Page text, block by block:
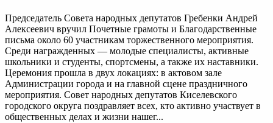
Председатель Совета народных депутатов Гребенки Андрей
Алексеевич вручил Почетные грамоты и Благодарственные
письма около 60 участникам торжественного мероприятия.
Среди награжденных — молодые специалисты, активные
школьники и студенты, спортсмены, а также их наставники.
Церемония прошла в двух локациях: в актовом зале
Администрации города и на главной сцене праздничного
мероприятия. Совет народных депутатов Киселевского
городского округа поздравляет всех, кто активно участвует в
общественных делах и жизни нашег...